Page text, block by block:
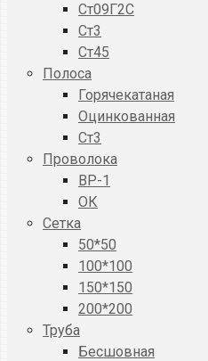
Ст09Г2С
Ст3
Ст45
Полоса
Горячекатаная
Оцинкованная
Ст3
Проволока
ВР-1
ОК
Сетка
50*50
100*100
150*150
200*200
Труба
Бесшовная